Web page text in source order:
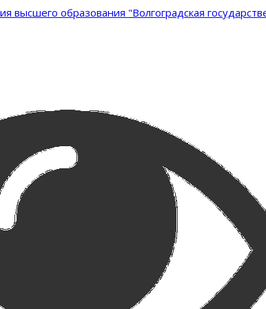
образования "Волгоградская